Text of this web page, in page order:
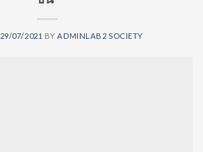
29/07/2021 BYADMINLAB2 SOCIETY